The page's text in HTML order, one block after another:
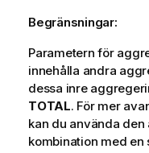
Begränsningar:
Parametern för
innehålla andra
dessa inre
TOTAL. För mer
kan du använda
kombination med